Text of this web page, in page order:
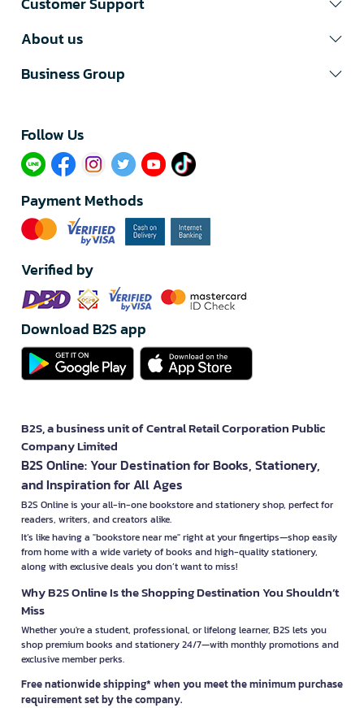
About us
Business Group
Follow Us​
Payment Methods
Verified by
Download B2S app
B2S, a business unit of Central Retail Corporation Public
Company Limited
B2S Online: Your Destination for Books, Stationery,
and Inspiration for All Ages
B2S Online is your all-in-one bookstore and stationery shop, perfect for
readers, writers, and creators alike.
It’s like having a "bookstore near me" right at your fingertips—shop easily
from home with a wide variety of books and high-quality stationery,
along with exclusive deals you don’t want to miss!
Why B2S Online Is the Shopping Destination You Shouldn’t
Miss
Whether you're a student, professional, or lifelong learner, B2S lets you
shop premium books and stationery 24/7—with monthly promotions and
exclusive member perks.
Free nationwide shipping* when you meet the minimum purchase
requirement set by the company.